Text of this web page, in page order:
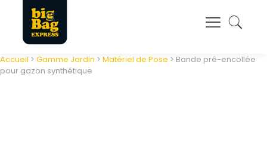
Panneau de gestion des cookies
Accueil > Gamme Jardin > Matériel de Pose > Bande pré-encollée
pour gazon synthétique